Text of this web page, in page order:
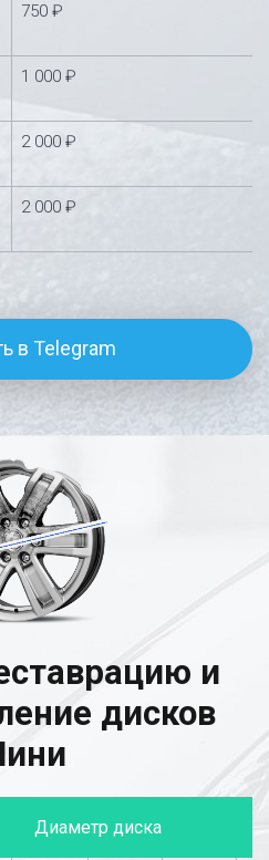
750 ₽
1 000 ₽
2 000 ₽
2 000 ₽
в Telegram
и
дисков
Диаметр диска